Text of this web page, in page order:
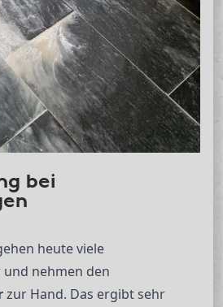
bei
heute viele
nehmen den
zur Hand. Das ergibt sehr